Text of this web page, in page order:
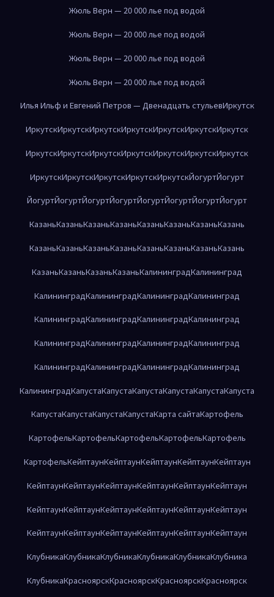
Жюль Верн — 20 000 лье под водой
Жюль Верн — 20 000 лье под водой
Жюль Верн — 20 000 лье под водой
Жюль Верн — 20 000 лье под водой
Илья Ильф и Евгений Петров — Двенадцать стульевИркутск
ИркутскИркутскИркутскИркутскИркутскИркутскИркутск
ИркутскИркутскИркутскИркутскИркутскИркутскИркутск
ИркутскИркутскИркутскИркутскИркутскЙогуртЙогурт
ЙогуртЙогуртЙогуртЙогуртЙогуртЙогуртЙогуртЙогурт
КазаньКазаньКазаньКазаньКазаньКазаньКазаньКазань
КазаньКазаньКазаньКазаньКазаньКазаньКазаньКазань
КазаньКазаньКазаньКазаньКалининградКалининград
КалининградКалининградКалининградКалининград
КалининградКалининградКалининградКалининград
КалининградКалининградКалининградКалининград
КалининградКалининградКалининградКалининград
КалининградКапустаКапустаКапустаКапустаКапустаКапуста
КапустаКапустаКапустаКапустаКарта сайтаКартофель
КартофельКартофельКартофельКартофельКартофель
КартофельКейптаунКейптаунКейптаунКейптаунКейптаун
КейптаунКейптаунКейптаунКейптаунКейптаунКейптаун
КейптаунКейптаунКейптаунКейптаунКейптаунКейптаун
КейптаунКейптаунКейптаунКейптаунКейптаунКейптаун
КлубникаКлубникаКлубникаКлубникаКлубникаКлубника
КлубникаКрасноярскКрасноярскКрасноярскКрасноярск